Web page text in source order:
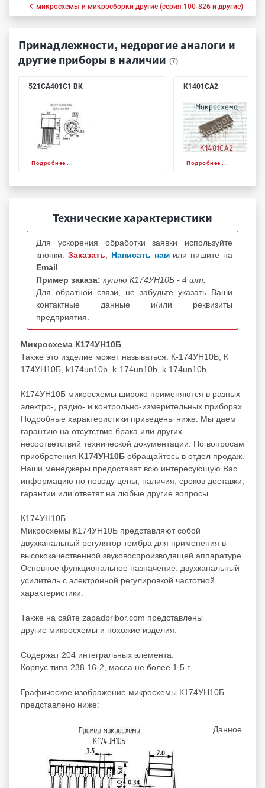
микросхемы и микросборки другие (серия 100-826 и другие)
Принадлежности, недорогие аналоги и
другие приборы в наличии (7)
521СА401С1 ВК
Подробнее ...
К1401СА2
Подробнее ...
Технические характеристики
Для ускорения обработки заявки используйте
кнопки: Заказать Написать нам или пишите на
Email
Пример заказа: куплю К174УН10Б - 4 шт.
Для обратной связи, не забудьте указать Ваши
контактные данные и/или реквизиты
предприятия.
Микросхема К174УН10Б
Также это изделие может называться: К-174УН10Б, К
174УН10Б, k174un10b, k-174un10b, k 174un10b.
К174УН10Б микросхемы широко применяются в разных
электро-, радио- и контрольно-измерительных приборах.
Подробные характеристики приведены ниже. Мы даем
гарантию на отсутствие брака или других
несоответствий технической документации. По вопросам
приобретения К174УН10Б обращайтесь в отдел продаж.
Наши менеджеры предоставят всю интересующую Вас
информацию по поводу цены, наличия, сроков доставки,
гарантии или ответят на любые другие вопросы.
К174УН10Б
Микросхемы К174УН10Б представляют собой
двухканальный регулятор тембра для применения в
высококачественной звуковоспроизводящей аппаратуре.
Основное функциональное назначение: двухканальный
усилитель с электронной регулировкой частотной
характеристики.
Также на сайте zapadpribor.com представлены
другие микросхемы и похожие изделия.
Содержат 204 интегральных элемента.
Корпус типа 238.16-2, масса не более 1,5 г.
Графическое изображение микросхемы К174УН10Б
представлено ниже:
Данное